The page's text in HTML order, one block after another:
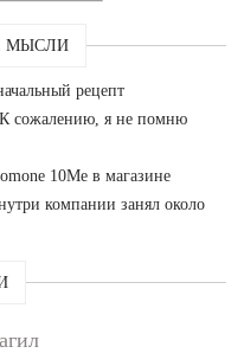
МЫСЛИ
рецепт
К сожалению, я не помню
10Me в магазине
компании занял около